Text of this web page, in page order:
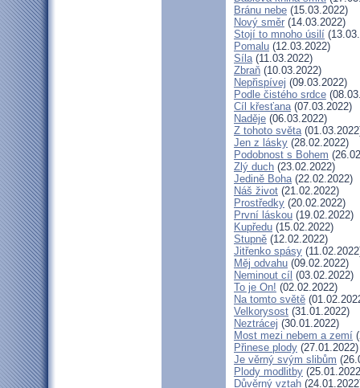
Bránu nebe (15.03.2022)
Nový směr (14.03.2022)
Stojí to mnoho úsilí
Pomalu (12.03.2022)
Síla(11.03.2022)
Zbraň (10.03.2022)
Nepřispívej (09.03.2022)
Podle čistého srdce
Cíl křesťana(07.03.2022)
Naděje (06.03.2022)
Z tohoto světa
Jen z lásky (28.02.2022)
Podobnost s Bohem
Zlý duch (23.02.2022)
Jedině Boha(22.02.2022)
Náš život (21.02.2022)
Prostředky (20.02.2022)
První láskou (19.02.2022)
Kupředu (15.02.2022)
Stupně (12.02.2022)
Jitřenko spásy
Měj odvahu (09.02.2022)
Neminout cíl (03.02.2022)
To je On! (02.02.2022)
Na tomto světě
Velkorysost (31.01.2022)
Neztrácej (30.01.2022)
Most mezi nebem a zemí
Přinese plody (27.01.2022)
Je věrný svým slibům
Plody modlitby
Důvěrný vztah